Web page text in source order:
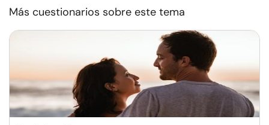
Más cuestionarios sobre este tema